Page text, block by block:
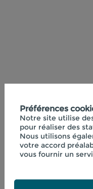
Préférences
Notre site utilise
pour réaliser des
Nous utilisons
votre accord
vous fournir un